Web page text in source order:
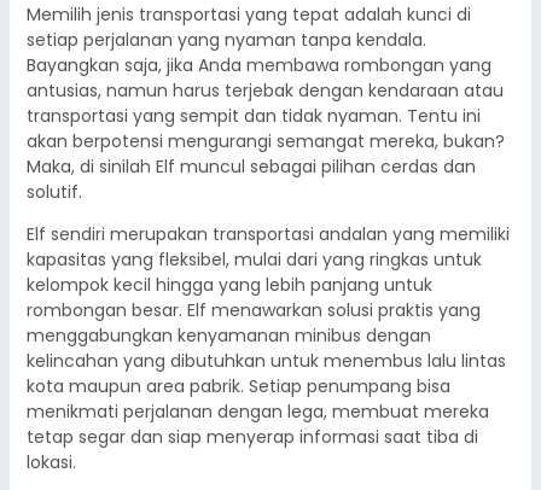
Memilih jenis transportasi yang tepat adalah kunci di
setiap perjalanan yang nyaman tanpa kendala.
Bayangkan saja, jika Anda membawa rombongan yang
antusias, namun harus terjebak dengan kendaraan atau
transportasi yang sempit dan tidak nyaman. Tentu ini
akan berpotensi mengurangi semangat mereka, bukan?
Maka, di sinilah Elf muncul sebagai pilihan cerdas dan
solutif.
Elf sendiri merupakan transportasi andalan yang memiliki
kapasitas yang fleksibel, mulai dari yang ringkas untuk
kelompok kecil hingga yang lebih panjang untuk
rombongan besar. Elf menawarkan solusi praktis yang
menggabungkan kenyamanan minibus dengan
kelincahan yang dibutuhkan untuk menembus lalu lintas
kota maupun area pabrik. Setiap penumpang bisa
menikmati perjalanan dengan lega, membuat mereka
tetap segar dan siap menyerap informasi saat tiba di
lokasi.